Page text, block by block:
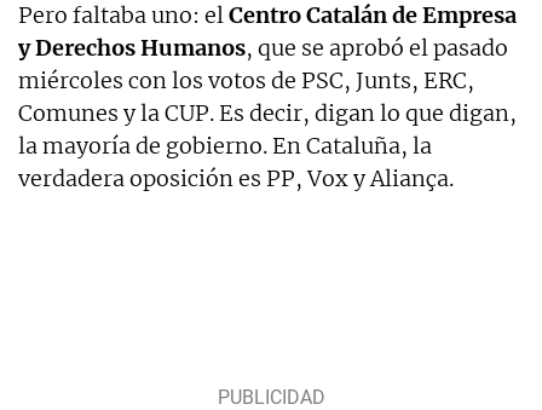
Pero faltaba uno: elCentro Catalán de Empresa
y Derechos Humanos, que se aprobó el pasado
miércoles con los votos de PSC, Junts, ERC,
Comunes y la CUP. Es decir, digan lo que digan,
la mayoría de gobierno. En Cataluña, la
verdadera oposición es PP, Vox y Aliança.